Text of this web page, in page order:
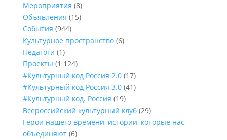
Мероприятия (8)
Объявления (15)
События (944)
Культурное пространство(6)
Педагоги (1)
Проекты (1 124)
#Культурный код Россия 2.0(17)
#Культурный код Россия 3.0(41)
#Культурный код. Россия (19)
Всероссийский культурный клуб(29)
Герои нашего времени, истории, которые нас
объединяют(6)